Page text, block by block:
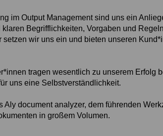
im Output Management sind uns ein
Begrifflichkeiten, Vorgaben und
wir uns ein und bieten unseren
tragen wesentlich zu unserem Erfolg
uns eine Selbstverständlichkeit.
Aly document analyzer, dem führenden
in großem Volumen.